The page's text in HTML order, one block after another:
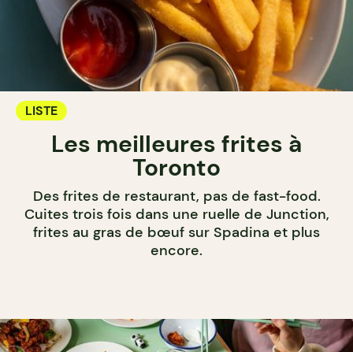
LISTE
Les meilleures frites à
Toronto
Des frites de restaurant, pas de fast-food.
Cuites trois fois dans une ruelle de Junction,
frites au gras de bœuf sur Spadina et plus
encore.